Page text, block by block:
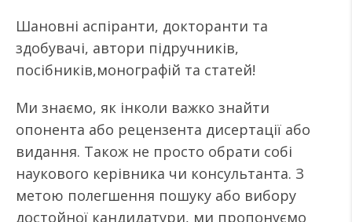
Шановні аспіранти, докторанти та
здобувачі, автори підручників,
посібників,монографій та статей!
Ми знаємо, як інколи важко знайти
опонента або рецензента дисертації або
видання. Також не просто обрати собі
наукового керівника чи консультанта. З
метою полегшення пошуку або вибору
достойної кандидатури, ми пропонуємо